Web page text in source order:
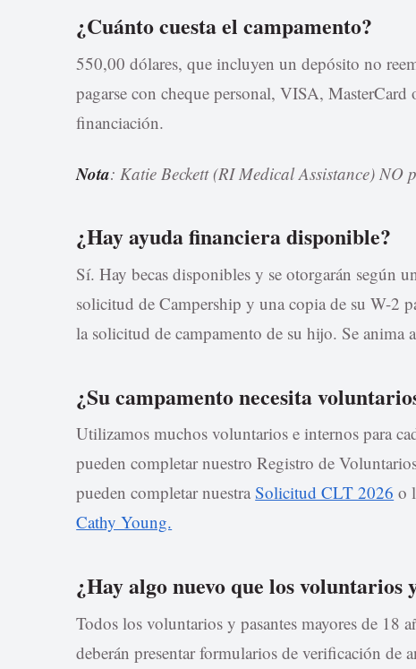
¿Cuánto cuesta el campamento?
550,00 dólares, que incluyen un depósito no
pagarse con cheque personal, VISA, MasterCard
financiación.
Nota: Katie Beckett (RI Medical Assistance) NO
¿Hay ayuda financiera disponible?
Sí. Hay becas disponibles y se otorgarán según
solicitud de Campership y una copia de su W-2
la solicitud de campamento de su hijo. Se anima
¿Su campamento necesita
Utilizamos muchos voluntarios e internos para
pueden completar nuestro Registro de
pueden completar nuestraSolicitud CLT 2026 o
Cathy Young.
¿Hay algo nuevo que los voluntarios
Todos los voluntarios y pasantes mayores de 18
deberán presentar formularios de verificación de